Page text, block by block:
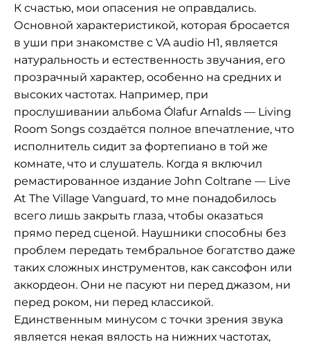
К счастью, мои опасения не оправдались.
Основной характеристикой, которая бросается
в уши при знакомстве с VA audio H1, является
натуральность и естественность звучания, его
прозрачный характер, особенно на средних и
высоких частотах. Например, при
прослушивании альбома Ólafur Arnalds — Living
Room Songs создаётся полное впечатление, что
исполнитель сидит за фортепиано в той же
комнате, что и слушатель. Когда я включил
ремастированное издание John Coltrane — Live
At The Village Vanguard, то мне понадобилось
всего лишь закрыть глаза, чтобы оказаться
прямо перед сценой. Наушники способны без
проблем передать тембральное богатство даже
таких сложных инструментов, как саксофон или
аккордеон. Они не пасуют ни перед джазом, ни
перед роком, ни перед классикой.
Единственным минусом с точки зрения звука
является некая вялость на нижних частотах,